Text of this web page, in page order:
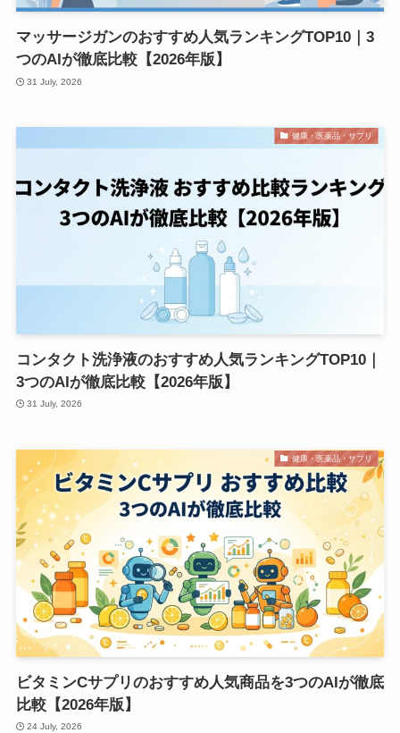
マッサージガンのおすすめ人気ランキングTOP10｜3
つのAIが徹底比較【2026年版】
31 July, 2026
健康・医薬品・サプリ
コンタクト洗浄液のおすすめ人気ランキングTOP10｜
3つのAIが徹底比較【2026年版】
31 July, 2026
健康・医薬品・サプリ
ビタミンCサプリのおすすめ人気商品を3つのAIが徹底
比較【2026年版】
24 July, 2026